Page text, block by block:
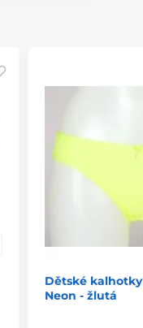
Dětské kalhotky
Neon - žlutá